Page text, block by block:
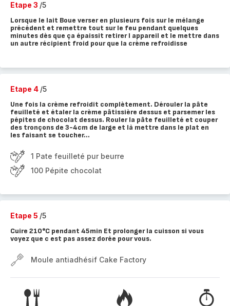
Etape 3 /5
Lorsque le lait Boue verser en plusieurs fois sur le mélange
précédent et remettre tout sur le feu pendant quelques
minutes dès que ça épaissit retirer l appareil et le mettre dans
un autre récipient froid pour que la crème refroidisse
Etape 4 /5
Une fois la crème refroidit complètement. Dérouler la pâte
feuilleté et étaler la crème pâtissière dessus et parsemer les
pépites de chocolat dessus. Rouler la pâte feuilleté et couper
des tronçons de 3-4cm de large et là mettre dans le plat en
les faisant se toucher...
1 Pate feuilleté pur beurre
100 Pépite chocolat
Etape 5 /5
Cuire 210°C pendant 45min Et prolonger la cuisson si vous
voyez que c est pas assez dorée pour vous.
Moule antiadhésif Cake Factory